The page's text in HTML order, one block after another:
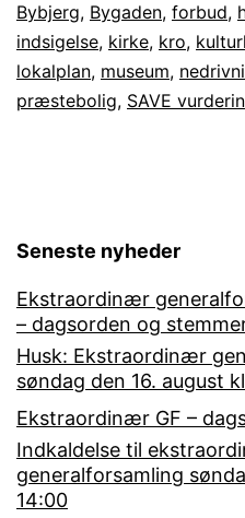
i
Orø
Bybjerg, Bygaden, forbud,
indsigelse, kirke, kro,
lokalplan, museum,
præstebolig, SAVE
Seneste nyheder
Ekstraordinær
– dagsorden og
Husk: Ekstraordinær
søndag den 16. august
Ekstraordinær GF –
Indkaldelse til
generalforsamling
14:00